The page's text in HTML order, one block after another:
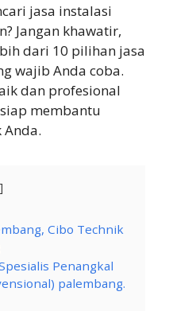
jasa instalasi
Jangan khawatir,
dari 10 pilihan jasa
wajib Anda coba.
dan profesional
membantu
Cibo Technik
Penangkal
palembang.